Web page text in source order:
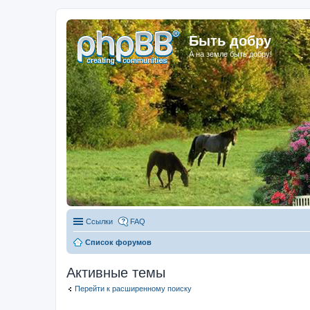
Быть добру
А на земле быть добру!
Ссылки FAQ
Список форумов
Активные темы
Перейти к расширенному поиску